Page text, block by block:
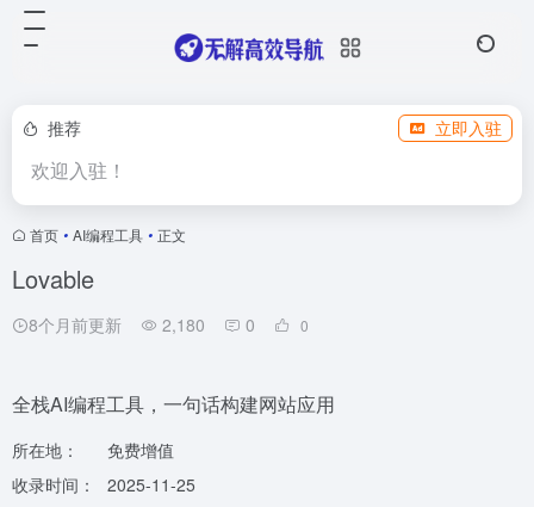
推荐 立即入驻
欢迎入驻！
首页 • AI编程工具 • 正文
Lovable
8个月前更新 2,180 0 0
全栈AI编程工具，一句话构建网站应用
所在地：
免费增值
收录时间：
2025-11-25